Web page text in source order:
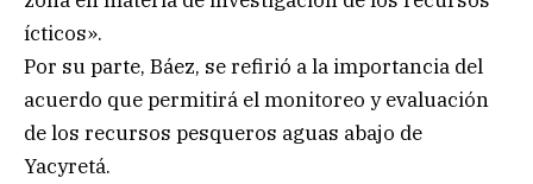
ícticos».
Por su parte, Báez, se refirió a la importancia del
acuerdo que permitirá el monitoreo y evaluación
de los recursos pesqueros aguas abajo de
Yacyretá.